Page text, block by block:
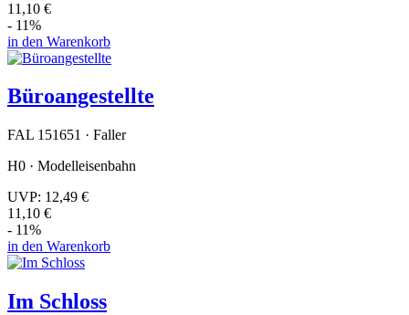
11,10 €
- 11%
in den Warenkorb
Büroangestellte
FAL 151651 · Faller
H0 · Modelleisenbahn
UVP: 12,49 €
11,10 €
- 11%
in den Warenkorb
Im Schloss